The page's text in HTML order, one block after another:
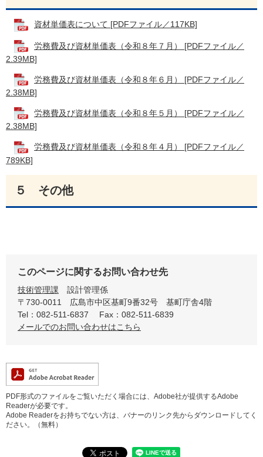
資材単価表について [PDFファイル／117KB]
労務費及び資材単価表（令和８年７月） [PDFファイル／
2.39MB]
労務費及び資材単価表（令和８年６月） [PDFファイル／
2.38MB]
労務費及び資材単価表（令和８年５月） [PDFファイル／
2.38MB]
労務費及び資材単価表（令和８年４月） [PDFファイル／
789KB]
５ その他
このページに関するお問い合わせ先
技術管理課
設計管理係
〒730-0011
広島市中区基町9番32号 基町庁舎4階
Tel：082-511-6837
Fax：082-511-6839
メールでのお問い合わせはこちら
PDF形式のファイルをご覧いただく場合には、Adobe社が提供するAdobe
Readerが必要です。
Adobe Readerをお持ちでない方は、バナーのリンク先からダウンロードしてく
ださい。（無料）